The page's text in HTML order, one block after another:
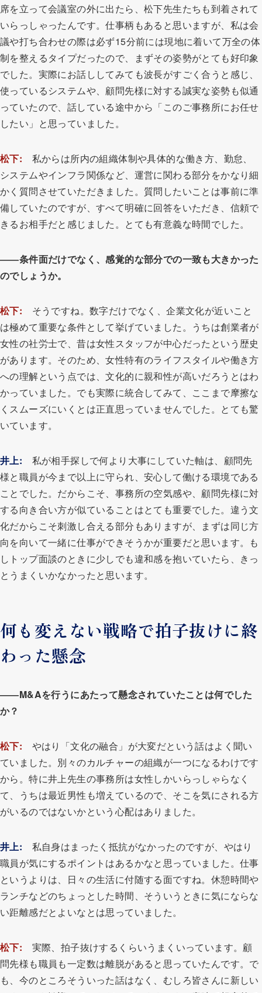
席を立って会議室の外に出たら、松下先生たちも到着されて
いらっしゃったんです。仕事柄もあると思いますが、私は会
議や打ち合わせの際は必ず15分前には現地に着いて万全の体
制を整えるタイプだったので、まずその姿勢がとても好印象
でした。実際にお話ししてみても波長がすごく合うと感じ、
使っているシステムや、顧問先様に対する誠実な姿勢も似通
っていたので、話している途中から「このご事務所にお任せ
したい」と思っていました。
松下: 私からは所内の組織体制や具体的な働き方、勤怠、
システムやインフラ関係など、運営に関わる部分をかなり細
かく質問させていただきました。質問したいことは事前に準
備していたのですが、すべて明確に回答をいただき、信頼で
きるお相手だと感じました。とても有意義な時間でした。
――条件面だけでなく、感覚的な部分での一致も大きかった
のでしょうか。
松下: そうですね。数字だけでなく、企業文化が近いこと
は極めて重要な条件として挙げていました。うちは創業者が
女性の社労士で、昔は女性スタッフが中心だったという歴史
があります。そのため、女性特有のライフスタイルや働き方
への理解という点では、文化的に親和性が高いだろうとはわ
かっていました。でも実際に統合してみて、ここまで摩擦な
くスムーズにいくとは正直思っていませんでした。とても驚
いています。
井上: 私が相手探しで何より大事にしていた軸は、顧問先
様と職員が今まで以上に守られ、安心して働ける環境である
ことでした。だからこそ、事務所の空気感や、顧問先様に対
する向き合い方が似ていることはとても重要でした。違う文
化だからこそ刺激し合える部分もありますが、まずは同じ方
向を向いて一緒に仕事ができそうかが重要だと思います。も
しトップ面談のときに少しでも違和感を抱いていたら、きっ
とうまくいかなかったと思います。
何も変えない戦略で拍子抜けに終
わった懸念
――M&Aを行うにあたって懸念されていたことは何でした
か？
松下: やはり「文化の融合」が大変だという話はよく聞い
ていました。別々のカルチャーの組織が一つになるわけです
から。特に井上先生の事務所は女性しかいらっしゃらなく
て、うちは最近男性も増えているので、そこを気にされる方
がいるのではないかという心配はありました。
井上: 私自身はまったく抵抗がなかったのですが、やはり
職員が気にするポイントはあるかなと思っていました。仕事
というよりは、日々の生活に付随する面ですね。休憩時間や
ランチなどのちょっとした時間、そういうときに気にならな
い距離感だとよいなとは思っていました。
松下: 実際、拍子抜けするくらいうまくいっています。顧
問先様も職員も一定数は離脱があると思っていたんです。で
も、今のところそういった話はなく、むしろ皆さんに新しい